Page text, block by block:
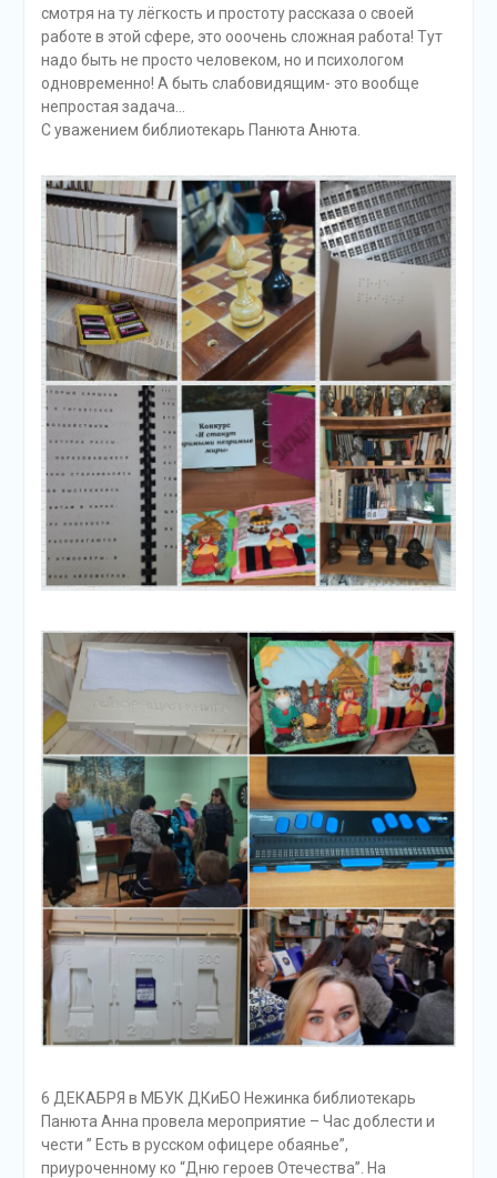
смотря на ту лёгкость и простоту рассказа о своей
работе в этой сфере, это ооочень сложная работа! Тут
надо быть не просто человеком, но и психологом
одновременно! А быть слабовидящим- это вообще
непростая задача…
С уважением библиотекарь Панюта Анюта.
6 ДЕКАБРЯ в МБУК ДКиБО Нежинка библиотекарь
Панюта Анна провела мероприятие – Час доблести и
чести ” Есть в русском офицере обаянье”,
приуроченному ко “Дню героев Отечества”. На